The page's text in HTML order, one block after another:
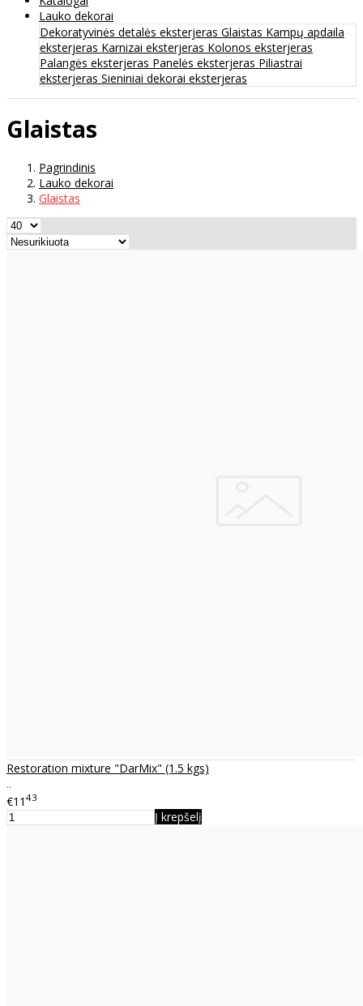
Lauko dekorai
Dekoratyvinės detalės eksterjeras Glaistas Kampų apdaila
eksterjeras Karnizai eksterjeras Kolonos eksterjeras
Palangės eksterjeras Panelės eksterjeras Piliastrai
eksterjeras Sieniniai dekorai eksterjeras
Glaistas
Pagrindinis
Lauko dekorai
Glaistas
Restoration mixture "DarMix" (1.5 kgs)
..
€11 43
Į krepšelį